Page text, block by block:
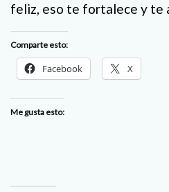
feliz, eso te fortalece y te
Comparte esto:
Facebook X
Me gusta esto: